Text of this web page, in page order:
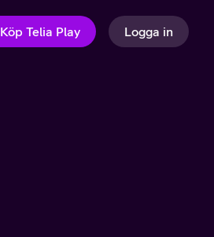
Köp Telia Play Logga in